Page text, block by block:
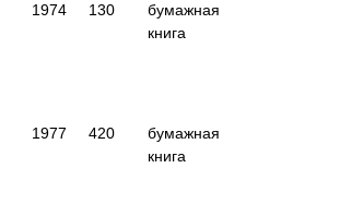
1974 130
бумажная
книга
1977 420
бумажная
книга